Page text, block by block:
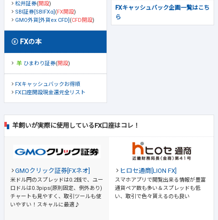
松井証券(開設)
SBI証券[SBIFXα] (FX開設)
GMO外貨[外貨ex CFD] (CFD開設)
FXの本
ひまわり証券(開設)
FXキャッシュバックお得順
FX口座開設現金還元全リスト
FXキャッシュバック企画一覧はこち
ら
羊飼いが実際に使用しているFX口座はコレ！
GMOクリック証券[FXネオ]
米ドル円のスプレッドは0.2銭で、ユー
ロドルは0.3pips(原則固定、例外あり)
チャートも見やすく、取引ツールも使
いやすい！スキャルに最適♪
ヒロセ通商[LION FX]
スマホアプリで閲覧出来る情報が豊富
通貨ペア数も多い＆スプレッドも低
い、取引で色々貰えるのも良い